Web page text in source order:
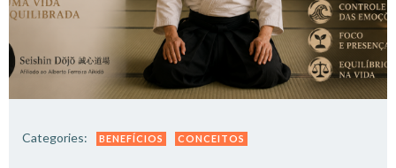
Categories: BENEFÍCIOS CONCEITOS